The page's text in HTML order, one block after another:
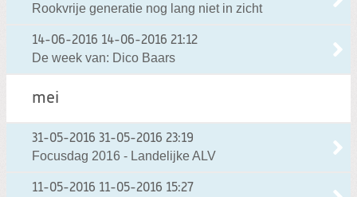
Rookvrije generatie nog lang niet in zicht
14-06-2016 14-06-2016 21:12
De week van: Dico Baars
mei
31-05-2016 31-05-2016 23:19
Focusdag 2016 - Landelijke ALV
11-05-2016 11-05-2016 15:27